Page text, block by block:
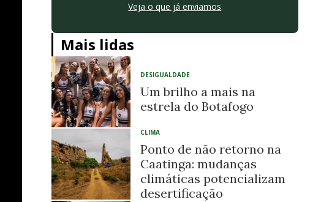
Veja o que já enviamos
Mais lidas
DESIGUALDADE
Um brilho a mais na
estrela do Botafogo
CLIMA
Ponto de não retorno na
Caatinga: mudanças
climáticas potencializam
desertificação